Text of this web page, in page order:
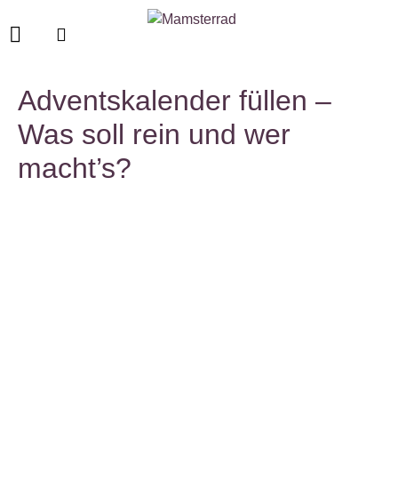
Adventskalender füllen –
Was soll rein und wer
macht’s?